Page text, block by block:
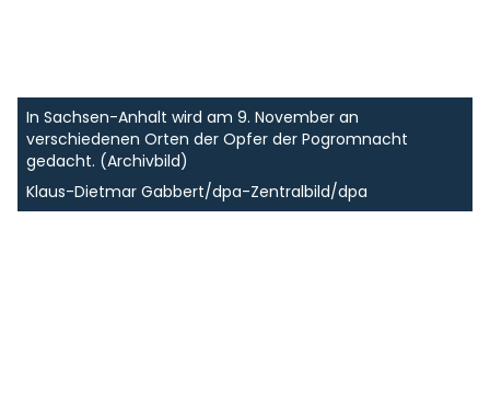
In Sachsen-Anhalt wird am 9. November an
verschiedenen Orten der Opfer der Pogromnacht
gedacht. (Archivbild)
Klaus-Dietmar Gabbert/dpa-Zentralbild/dpa